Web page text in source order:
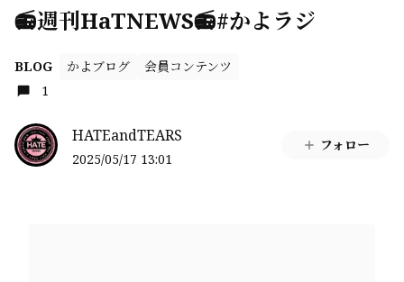
📻週刊HaTNEWS📻#かよラジ
BLOG かよブログ
会員コンテンツ
1
HATEandTEARS
2025/05/17 13:01
フォロー